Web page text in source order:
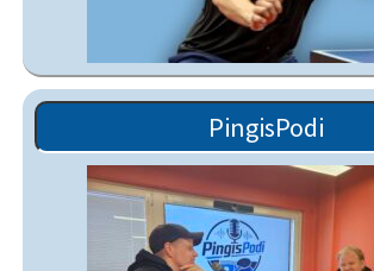
PingisPodi